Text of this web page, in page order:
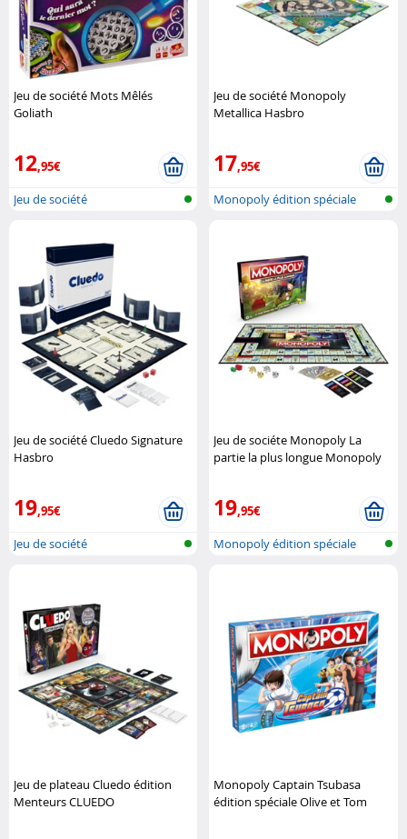
Jeu de société Mots Mêlés
Goliath
12,95€
Jeu de société
Jeu de société Monopoly
Metallica Hasbro
17,95€
Monopoly édition spéciale
Jeu de société Cluedo Signature
Hasbro
19,95€
Jeu de société
Jeu de sociéte Monopoly La
partie la plus longue Monopoly
19,95€
Monopoly édition spéciale
Jeu de plateau Cluedo édition
Menteurs CLUEDO
Monopoly Captain Tsubasa
édition spéciale Olive et Tom